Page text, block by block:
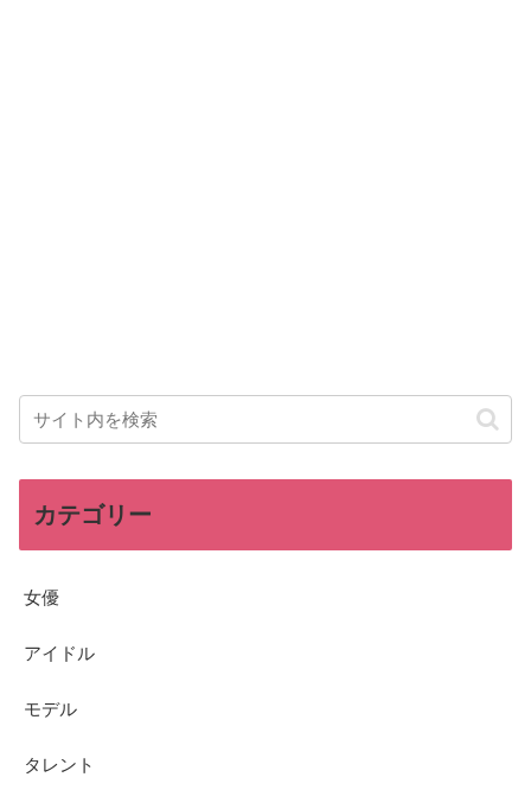
カテゴリー
女優
アイドル
モデル
タレント